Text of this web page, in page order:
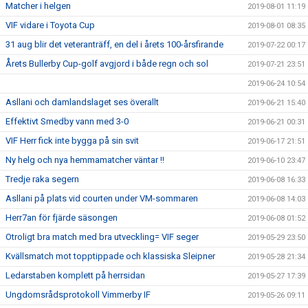
Matcher i helgen 2019-08-01 11:19
VIF vidare i Toyota Cup 2019-08-01 08:35
31 aug blir det veteranträff, en del i årets 100-årsfirande 2019-07-22 00:17
Årets Bullerby Cup-golf avgjord i både regn och sol 2019-07-21 23:51
2019-06-24 10:54
Asllani och damlandslaget ses överallt 2019-06-21 15:40
Effektivt Smedby vann med 3-0 2019-06-21 00:31
VIF Herr fick inte bygga på sin svit 2019-06-17 21:51
Ny helg och nya hemmamatcher väntar !! 2019-06-10 23:47
Tredje raka segern 2019-06-08 16:33
Asllani på plats vid courten under VM-sommaren 2019-06-08 14:03
Herr7an för fjärde säsongen 2019-06-08 01:52
Otroligt bra match med bra utveckling= VIF seger 2019-05-29 23:50
Kvällsmatch mot topptippade och klassiska Sleipner 2019-05-28 21:34
Ledarstaben komplett på herrsidan 2019-05-27 17:39
Ungdomsrådsprotokoll Vimmerby IF 2019-05-26 09:11